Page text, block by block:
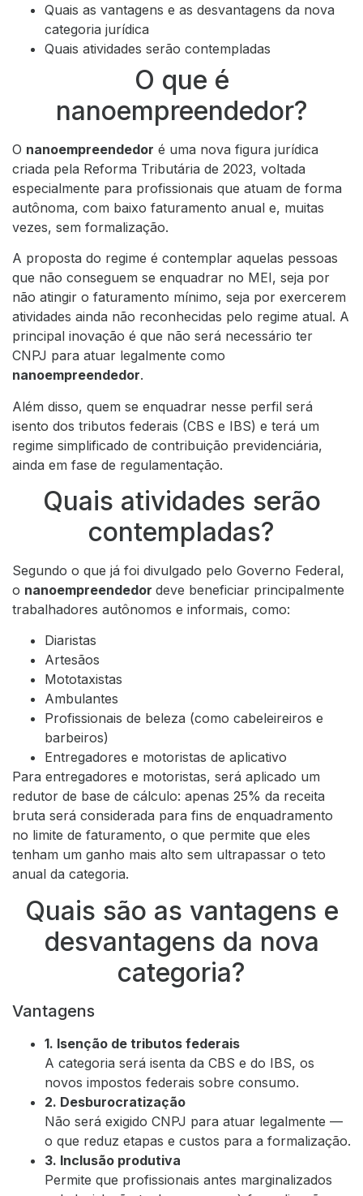
Quais as vantagens e as desvantagens da nova
categoria jurídica
Quais atividades serão contempladas
O que é
nanoempreendedor?
O nanoempreendedor é uma nova figura jurídica
criada pela Reforma Tributária de 2023, voltada
especialmente para profissionais que atuam de forma
autônoma, com baixo faturamento anual e, muitas
vezes, sem formalização.
A proposta do regime é contemplar aquelas pessoas
que não conseguem se enquadrar no MEI, seja por
não atingir o faturamento mínimo, seja por exercerem
atividades ainda não reconhecidas pelo regime atual. A
principal inovação é que não será necessário ter
CNPJ para atuar legalmente como
nanoempreendedor.
Além disso, quem se enquadrar nesse perfil será
isento dos tributos federais (CBS e IBS) e terá um
regime simplificado de contribuição previdenciária,
ainda em fase de regulamentação.
Quais atividades serão
contempladas?
Segundo o que já foi divulgado pelo Governo Federal,
o nanoempreendedor deve beneficiar principalmente
trabalhadores autônomos e informais, como:
Diaristas
Artesãos
Mototaxistas
Ambulantes
Profissionais de beleza (como cabeleireiros e
barbeiros)
Entregadores e motoristas de aplicativo
Para entregadores e motoristas, será aplicado um
redutor de base de cálculo: apenas 25% da receita
bruta será considerada para fins de enquadramento
no limite de faturamento, o que permite que eles
tenham um ganho mais alto sem ultrapassar o teto
anual da categoria.
Quais são as vantagens e
desvantagens da nova
categoria?
Vantagens
1. Isenção de tributos federais
A categoria será isenta da CBS e do IBS, os
novos impostos federais sobre consumo.
2. Desburocratização
Não será exigido CNPJ para atuar legalmente —
o que reduz etapas e custos para a formalização.
3. Inclusão produtiva
Permite que profissionais antes marginalizados